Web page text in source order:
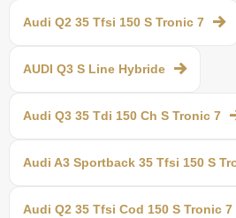
Audi Q2 35 Tfsi 150 S Tronic 7
AUDI Q3 S Line Hybride
Audi Q3 35 Tdi 150 Ch S Tronic 7
Audi A3 Sportback 35 Tfsi 150 S
Audi Q2 35 Tfsi Cod 150 S Tronic 7